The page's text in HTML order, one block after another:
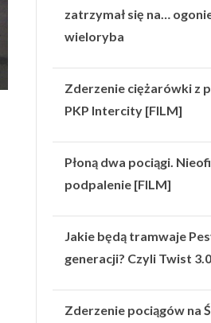
zatrzymał się na…
wieloryba
Zderzenie ciężarówki z
PKP Intercity [FILM]
Płoną dwa pociągi.
podpalenie [FILM]
Jakie będą tramwaje
generacji? Czyli Twist
Zderzenie pociągów na